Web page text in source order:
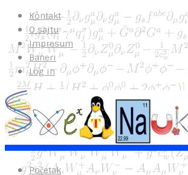
Kontakt
O sajtu
Impresum
Baneri
Log in
Početak